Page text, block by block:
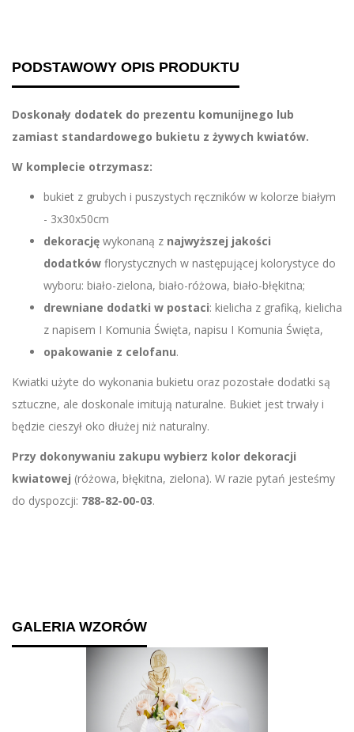
PODSTAWOWY OPIS PRODUKTU
Doskonały dodatek do prezentu komunijnego lub
zamiast standardowego bukietu z żywych kwiatów.
W komplecie otrzymasz:
bukiet z grubych i puszystych ręczników w kolorze białym
- 3x30x50cm
dekorację wykonaną z najwyższej jakości
dodatków florystycznych w następującej kolorystyce do
wyboru: biało-zielona, biało-różowa, biało-błękitna;
drewniane dodatki w postaci: kielicha z grafiką, kielicha
z napisem I Komunia Święta, napisu I Komunia Święta,
opakowanie z celofanu.
Kwiatki użyte do wykonania bukietu oraz pozostałe dodatki są
sztuczne, ale doskonale imitują naturalne. Bukiet jest trwały i
będzie cieszył oko dłużej niż naturalny.
Przy dokonywaniu zakupu wybierz kolor dekoracji
kwiatowej (różowa, błękitna, zielona). W razie pytań jesteśmy
do dyspozcji: 788-82-00-03.
GALERIA WZORÓW